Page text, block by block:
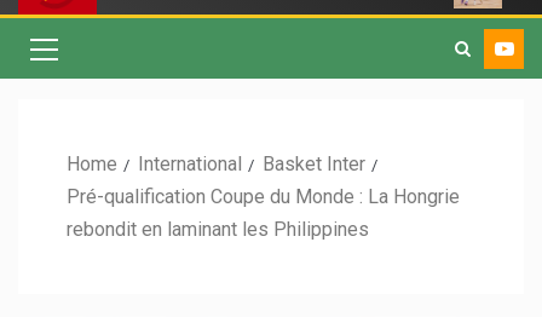
Home International
Basket Inter
Pré-qualification Coupe du Monde : La Hongrie
rebondit en laminant les Philippines